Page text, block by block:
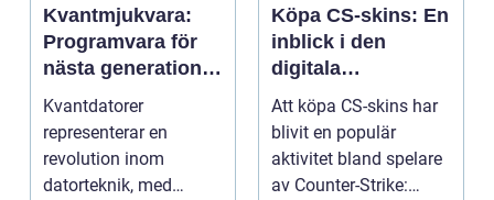
Kvantmjukvara:
Programvara för
nästa generations
datorer
Kvantdatorer
representerar en
revolution inom
datorteknik, med
Köpa CS-skins: En
inblick i den
digitala
handelsvärlden
Att köpa CS-skins har
blivit en populär
aktivitet bland spelare
av Counter-Strike: